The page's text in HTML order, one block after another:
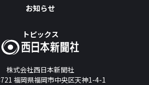
株式会社西日本新聞社
福岡県福岡市中央区天神1-4-1
お知らせ
トピックス